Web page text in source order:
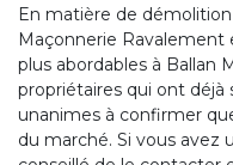
En matière de
Maçonnerie Ravalement
plus abordables à Ballan
propriétaires qui ont déjà
unanimes à confirmer
du marché. Si vous avez